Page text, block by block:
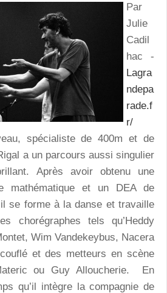
Par
Julie
Cadil
hac -
Lagra
ndepa
rade.f
r/
spécialiste de 400m et de
a un parcours aussi singulier
Après avoir obtenu une
mathématique et un DEA de
se forme à la danse et travaille
chorégraphes tels qu’Heddy
Wim Vandekeybus, Nacera
et des metteurs en scène
ou Guy Alloucherie. En
qu’il intègre la compagnie de